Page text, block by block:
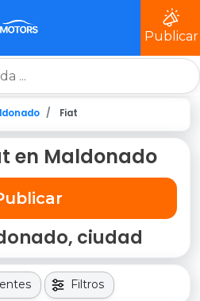
Publicar
Fiat
en Maldonado
ciudad
Filtros